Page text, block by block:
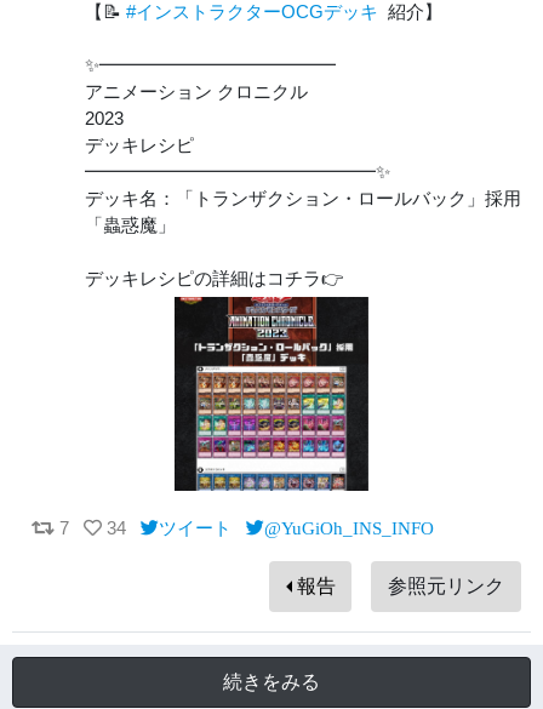
【📝 #インストラクターOCGデッキ 紹介】
✨━━━━━━━━━━━━━
アニメーション クロニクル
2023
デッキレシピ
━━━━━━━━━━━━━━━━✨
デッキ名：「トランザクション・ロールバック」採用
「蟲惑魔」
デッキレシピの詳細はコチラ👉
7 34 ツイート @YuGiOh_INS_INFO
報告 参照元リンク
続きをみる